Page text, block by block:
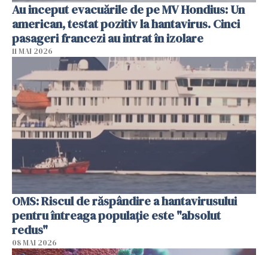
Au inceput evacuările de pe MV Hondius: Un
american, testat pozitiv la hantavirus. Cinci
pasageri francezi au intrat în izolare
11 MAI 2026
OMS: Riscul de răspândire a hantavirusului
pentru întreaga populaţie este "absolut
redus"
08 MAI 2026